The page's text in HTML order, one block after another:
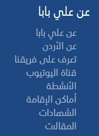
عن علي بابا
عن علي بابا
عن الأردن
تعرف على فريقنا
قناة اليوتيوب
الأنشطة
أماكن الإقامة
الشهادات
المقالات